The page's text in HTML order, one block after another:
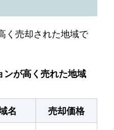
く売却された地域で
が高く売れた地域
名
売却価格